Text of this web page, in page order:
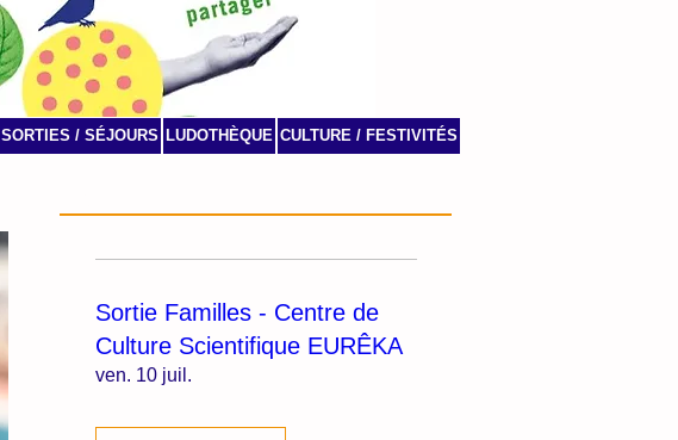
SORTIES / SÉJOURS LUDOTHÈQUE CULTURE / FESTIVITÉS
Sortie Familles - Centre de
Culture Scientifique EURÊKA
ven. 10 juil.